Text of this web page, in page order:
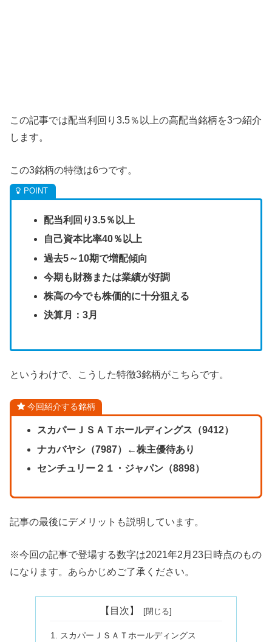
この記事では配当利回り3.5％以上の高配当銘柄を3つ紹介
します。
この3銘柄の特徴は6つです。
配当利回り3.5％以上
自己資本比率40％以上
過去5～10期で増配傾向
今期も財務または業績が好調
株高の今でも株価的に十分狙える
決算月：3月
というわけで、こうした特徴3銘柄がこちらです。
今回紹介する銘柄
スカパーＪＳＡＴホールディングス（9412）
ナカバヤシ（7987）←株主優待あり
センチュリー２１・ジャパン（8898）
記事の最後にデメリットも説明しています。
※今回の記事で登場する数字は2021年2月23日時点のもの
になります。あらかじめご了承ください。
【目次】
スカパーＪＳＡＴホールディングス